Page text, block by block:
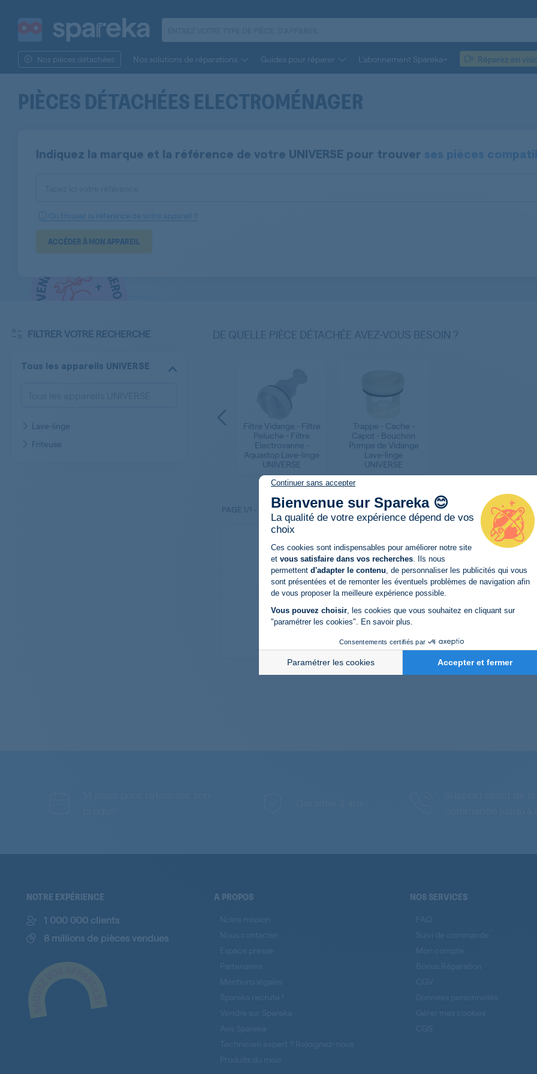
Continuer sans accepter
Bienvenue sur Spareka 😊
La qualité de votre expérience dépend de vos
choix
Plateforme de Gestion du
Ces cookies sont indispensables pour améliorer notre site
et vous satisfaire dans vos recherches . Ils nous
permettent d'adapter le contenu , de personnaliser les publicités qui vous
sont présentées et de remonter les éventuels problèmes de navigation afin
de vous proposer la meilleure expérience possible.
Vous pouvez choisir , les cookies que vous souhaitez en cliquant sur
"paramétrer les cookies".
En savoir plus
Consentements certifiés par
Paramétrer les cookies Accepter et fermer
Axeptio consent
Nos pièces détachées Nos solutions de réparations Guides pour réparer L’abonnement Spareka+ Réparez en
PIÈCES DÉTACHÉESELECTROMÉNAGER
Indiquez la marque et la référence de votre UNIVERSE pour trouver ses pièces
Où trouver la référence de votre appareil ?
ACCÉDER À MON APPAREIL
DE QUELLE PIÈCE DÉTACHÉE AVEZ-VOUS BESOIN ?
Filtre Vidange - Filtre
Peluche - Filtre
Electrovanne -
Aquastop Lave-linge
UNIVERSE
Trappe - Cache -
Capot - Bouchon
Pompe de Vidange
Lave-linge
UNIVERSE
FILTRER VOTRE RECHERCHE
Tous les appareils UNIVERSE
Lave-linge
Friteuse
PAGE 1/1 - 1 RESULTATS
Bouchon filtre pompe
Ref. produit : 41021233
Produit Original
(3)
Filtre Vidange - Filtre Peluche - Filtre Electrovanne
linge UNIVERSE
Marques compatibles :
CANDY, HOOVER,
NOTRE EXPÉRIENCE
1 000 000 clients
8 millions de pièces vendues
A PROPOS NOS SERVICES